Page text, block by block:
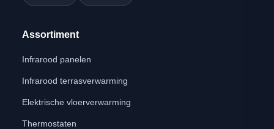
Assortiment
Infrarood panelen
Infrarood terrasverwarming
Elektrische vloerverwarming
Thermostaten